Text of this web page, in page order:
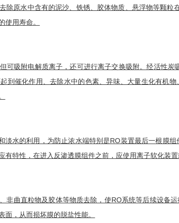
除原水中含有的泥沙、铁锈、胶体物质、悬浮物等颗粒
使用寿命。
可吸附电解质离子，还可进行离子交换吸附。经活性炭
到催化作用、去除水中的色素、异味、大量生化有机物
淡水的利用，为防止浓水端特别是RO装置最后一根膜组
有特性，在进入 反渗透膜组件之前，应使用离子软化装
、非曲直粒物及胶体等物质去除，使RO系统等后续设备
面，从而损坏膜的脱盐性能。